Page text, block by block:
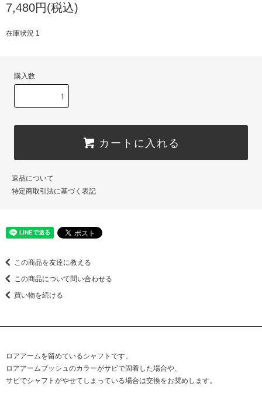
7,480円(税込)
在庫状況 1
購入数
カートに入れる
返品について
特定商取引法に基づく表記
この商品を友達に教える
この商品について問い合わせる
買い物を続ける
ロアアームを留めているシャフトです。
ロアアームブッシュのカラーがサビで固着した場合や、
サビでシャフトがやせてしまっている場合は交換をお奨めします。